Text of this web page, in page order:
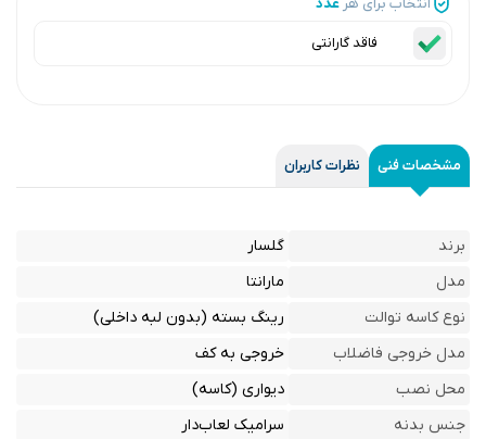
انتخاب برای هر عدد
فاقد گارانتی
مشخصات فنی نظرات کاربران
برند
گلسار
مدل
مارانتا
نوع کاسه توالت
رینگ بسته (بدون لبه داخلی)
مدل خروجی فاضلاب
خروجی به کف
محل نصب
دیواری (کاسه)
جنس بدنه
سرامیک لعاب‌دار